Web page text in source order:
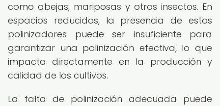
como abejas, mariposas y otros insectos. En
espacios reducidos, la presencia de estos
polinizadores puede ser insuficiente para
garantizar una polinización efectiva, lo que
impacta directamente en la producción y
calidad de los cultivos.
La falta de polinización adecuada puede